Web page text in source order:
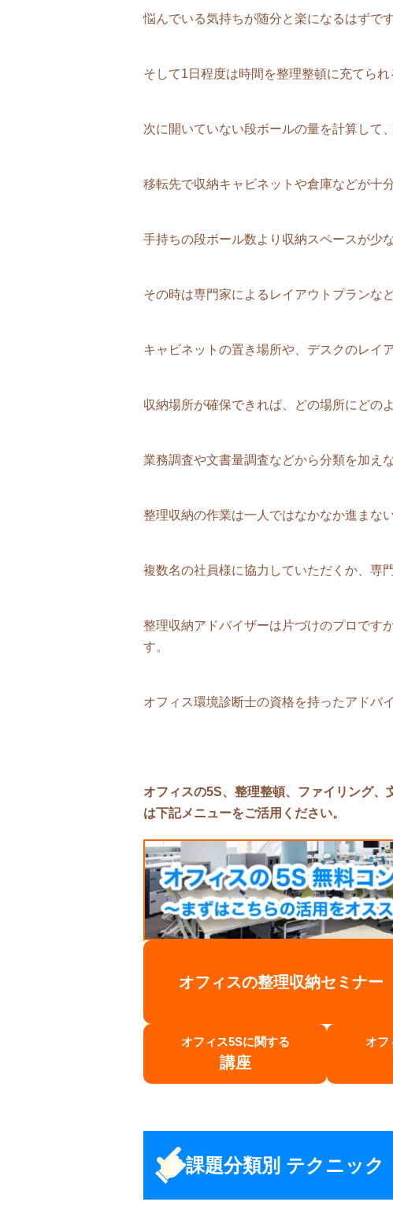
悩んでいる気持ちが随分と楽になるはずです
そして1日程度は時間を整理整頓に充てら
次に開いていない段ボールの量を計算して
移転先で収納キャビネットや倉庫などが十
手持ちの段ボール数より収納スペースが少
その時は専門家によるレイアウトプランな
キャビネットの置き場所や、デスクのレイ
収納場所が確保できれば、どの場所にどの
業務調査や文書量調査などから分類を加え
整理収納の作業は一人ではなかなか進まな
複数名の社員様に協力していただくか、専
整理収納アドバイザーは片づけのプロです
す。
オフィス環境診断士の資格を持ったアドバ
オフィスの5S、整理整頓、ファイリング
は下記メニューをご活用ください。
オフィスの整理収納セミナー
オフィス5Sに関する
講座
オフ
課題分類別 テクニック